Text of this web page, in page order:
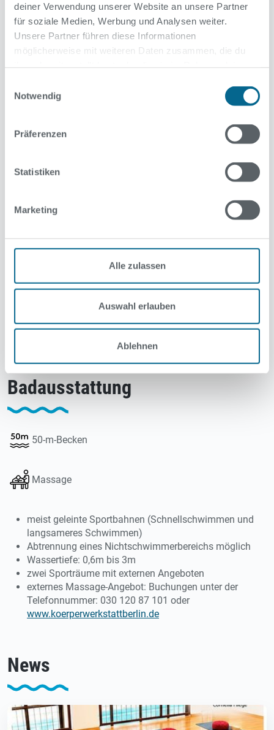
deiner Verwendung unserer Website an unsere Partner
für soziale Medien, Werbung und Analysen weiter.
Unsere Partner führen diese Informationen
möglicherweise mit weiteren Daten zusammen, die du
Notwendig
Präferenzen
Statistiken
Marketing
Alle zulassen
Auswahl erlauben
Ablehnen
Badausstattung
50-m-Becken
Massage
meist geleinte Sportbahnen (Schnellschwimmen und
langsameres Schwimmen)
Abtrennung eines Nichtschwimmerbereichs möglich
Wassertiefe: 0,6m bis 3m
zwei Sporträume mit externen Angeboten
externes Massage-Angebot: Buchungen unter der
Telefonnummer: 030 120 87 101 oder
www.koerperwerkstattberlin.de
News